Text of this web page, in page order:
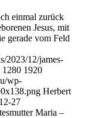
einmal zurück
Jesus, mit
gerade vom Feld
2023/12/james-
1280 1920
wp-
Herbert
27
Maria –